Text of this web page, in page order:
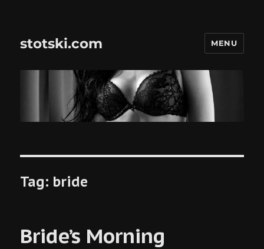
stotski.com MENU
Tag: bride
Bride’s Morning